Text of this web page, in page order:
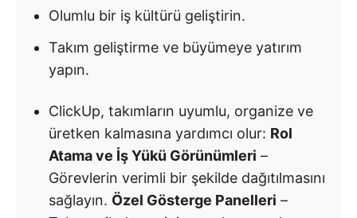
Olumlu bir iş kültürü geliştirin.
Takım geliştirme ve büyümeye yatırım
yapın.
ClickUp, takımların uyumlu, organize ve
üretken kalmasına yardımcı olur: Rol
Atama ve İş Yükü Görünümleri –
Görevlerin verimli bir şekilde dağıtılmasını
sağlayın. Özel Gösterge Panelleri –